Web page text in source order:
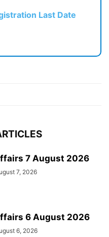
Last Date
7 August 2026
7, 2026
6 August 2026
6, 2026